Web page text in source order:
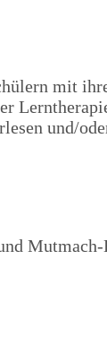
mit
und/
Mutmach-